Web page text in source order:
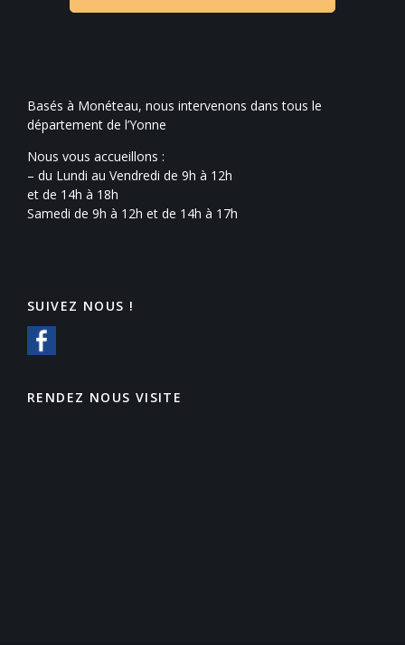
Basés à Monéteau, nous intervenons dans tous le
département de l’Yonne
Nous vous accueillons :
– du Lundi au Vendredi de 9h à 12h
et de 14h à 18h
Samedi de 9h à 12h et de 14h à 17h
SUIVEZ NOUS !
RENDEZ NOUS VISITE